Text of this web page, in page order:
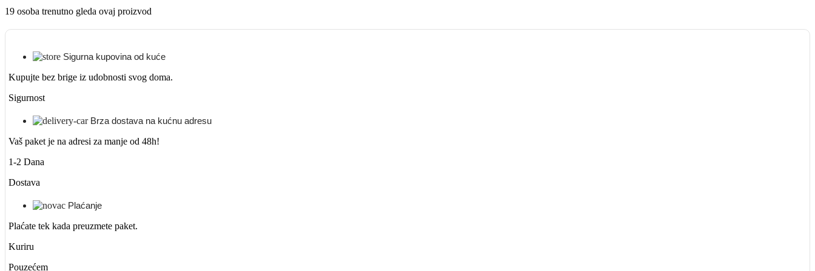
19 osoba trenutno gleda ovaj proizvod
Sigurna kupovina od kuće
Kupujte bez brige iz udobnosti svog doma.
Sigurnost
Brza dostava na kućnu adresu
Vaš paket je na adresi za manje od 48h!
1-2 Dana
Dostava
Plaćanje
Plaćate tek kada preuzmete paket.
Kuriru
Pouzećem